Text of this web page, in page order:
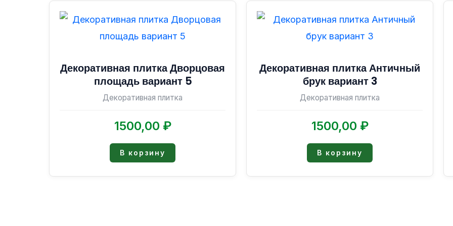
Декоративная плитка Дворцовая
площадь вариант 5
Декоративная плитка
1500,00 ₽
В корзину
Декоративная плитка Античный
брук вариант 3
Декоративная плитка
1500,00 ₽
В корзину